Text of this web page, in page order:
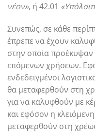
νέον», ή 42.01
Συνεπώς, σε κάθε
έπρεπε να έχουν
στην οποία προέκυψαν
επόμενων χρήσεων.
ενδεδειγμένοι
θα μεταφερθούν στη
για να καλυφθούν με
και εφόσον η
μεταφερθούν στη